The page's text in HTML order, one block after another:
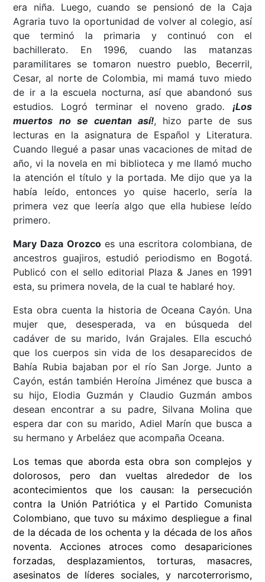
era niña. Luego, cuando se pensionó de la Caja
Agraria tuvo la oportunidad de volver al colegio, así
que terminó la primaria y continuó con el
bachillerato. En 1996, cuando las matanzas
paramilitares se tomaron nuestro pueblo, Becerril,
Cesar, al norte de Colombia, mi mamá tuvo miedo
de ir a la escuela nocturna, así que abandonó sus
estudios. Logró terminar el noveno grado. ¡Los
muertos no se cuentan así!, hizo parte de sus
lecturas en la asignatura de Español y Literatura.
Cuando llegué a pasar unas vacaciones de mitad de
año, vi la novela en mi biblioteca y me llamó mucho
la atención el título y la portada. Me dijo que ya la
había leído, entonces yo quise hacerlo, sería la
primera vez que leería algo que ella hubiese leído
primero.
Mary Daza Orozcoes una escritora colombiana, de
ancestros guajiros, estudió periodismo en Bogotá.
Publicó con el sello editorial Plaza & Janes en 1991
esta, su primera novela, de la cual te hablaré hoy.
Esta obra cuenta la historia de Oceana Cayón. Una
mujer que, desesperada, va en búsqueda del
cadáver de su marido, Iván Grajales. Ella escuchó
que los cuerpos sin vida de los desaparecidos de
Bahía Rubia bajaban por el río San Jorge. Junto a
Cayón, están también Heroína Jiménez que busca a
su hijo, Elodia Guzmán y Claudio Guzmán ambos
desean encontrar a su padre, Silvana Molina que
espera dar con su marido, Adiel Marín que busca a
su hermano y Arbeláez que acompaña Oceana.
Los temas que aborda esta obra son complejos y
dolorosos, pero dan vueltas alrededor de los
acontecimientos que los causan: la persecución
contra la Unión Patriótica y el Partido Comunista
Colombiano, que tuvo su máximo despliegue a final
de la década de los ochenta y la década de los años
noventa. Acciones atroces como desapariciones
forzadas, desplazamientos, torturas, masacres,
asesinatos de líderes sociales, y narcoterrorismo,